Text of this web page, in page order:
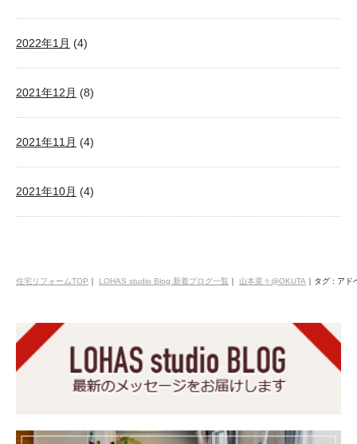
2022年1月 (4)
2021年12月 (8)
2021年11月 (4)
2021年10月 (4)
住宅リフォームTOP ｜ LOHAS studio Blog 新着ブログ一覧 ｜ 山本菜々@OKUTA ｜ タグ : アド